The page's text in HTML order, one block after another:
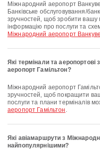
Міжнародний аеропорт Ванкувер пропонує Готель Аеропорт,
Банківське обслуговування/
зручностей, щоб зробити вашу
інформацію про послуги та
Міжнародний аеропорт
Які термінали та аеропортові
аеропорт Гамільтон?
Міжнародний аеропорт Гамільтон пропонує та багато інших
зручностей, щоб покращити
послуги та плани терміналів
аеропорт Гамільтон .
Які авіамаршрути з
найпопулярнішими?